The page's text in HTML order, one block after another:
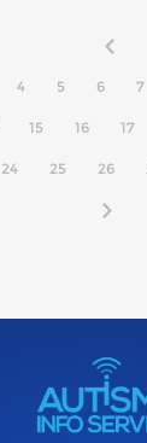
4 5 6 7
15 16 17
24 25 26